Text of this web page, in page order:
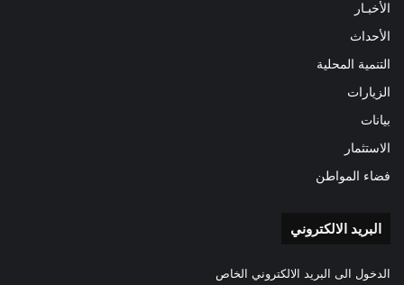
الأخبـار
الأحداث
التنمية المحلية
الزيارات
بيانات
الاستثمار
فضاء المواطن
البريد الالكتروني
الدخول الى البريد الالكتروني الخاص